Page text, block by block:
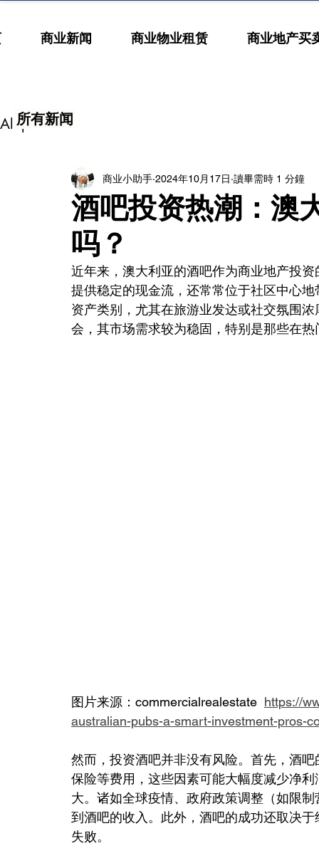
商业新闻 商业物业租赁 商业地产买
All posts
酒吧投资热潮：澳
吗？
商业小助手 2024年10月17日 讀畢需時 1 分鐘
近年来，澳大利亚的酒吧作为商业地产投
提供稳定的现金流，还常常位于社区中心
资产类别，尤其在旅游业发达或社交氛围
会，其市场需求较为稳固，特别是那些在
图片来源：commercialrealestate https://
australian-pubs-a-smart-investment-pros-
然而，投资酒吧并非没有风险。首先，酒
保险等费用，这些因素可能大幅度减少净
大。诸如全球疫情、政府政策调整（如限
到酒吧的收入。此外，酒吧的成功还取决
失败。
所有新闻